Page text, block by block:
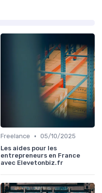
Freelance • 05/10/2025
Les aides pour les
entrepreneurs en France
avec Elevetonbiz.fr